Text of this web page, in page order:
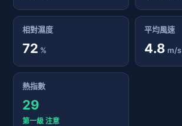
相對濕度
72 %
平均風速
4.8 m/s
熱指數
29
第一級 注意